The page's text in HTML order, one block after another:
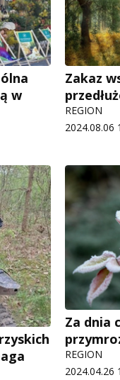
w
Zakaz
REGION
2024.08.06
Za dnia
REGION
2024.04.26